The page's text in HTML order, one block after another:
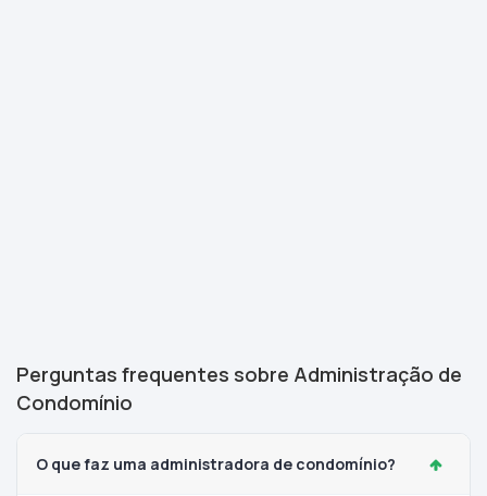
Perguntas frequentes sobre Administração de
Condomínio
O que faz uma administradora de condomínio?